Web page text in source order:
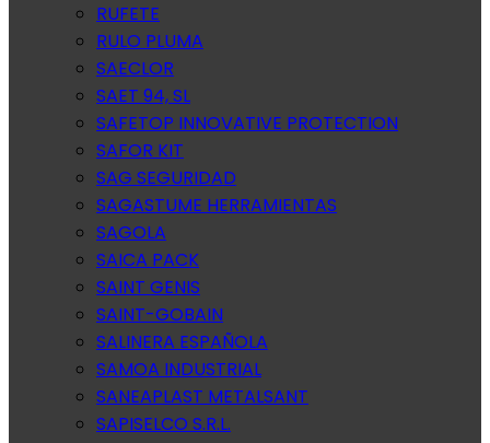
RUFETE
RULO PLUMA
SAECLOR
SAET 94, SL
SAFETOP INNOVATIVE PROTECTION
SAFOR KIT
SAG SEGURIDAD
SAGASTUME HERRAMIENTAS
SAGOLA
SAICA PACK
SAINT GENIS
SAINT-GOBAIN
SALINERA ESPAÑOLA
SAMOA INDUSTRIAL
SANEAPLAST METALSANT
SAPISELCO S.R.L.